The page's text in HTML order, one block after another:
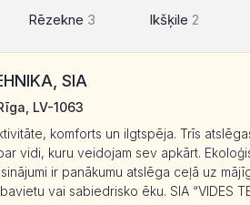
Rēzekne 3
Ikšķile2
SIA
LV-1063
komforts un ilgtspēja. Trīs
vidi, kuru veidojam sev apkārt.
ir panākumu atslēga ceļā uz
vai sabiedrisko ēku. SIA “VIDES